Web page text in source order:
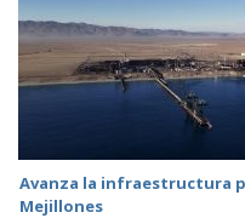
Avanza la infraestructura
Mejillones